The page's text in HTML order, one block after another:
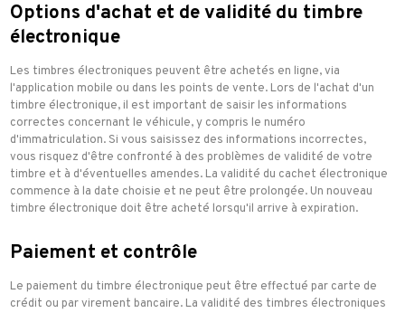
Options d'achat et de validité du timbre
électronique
Les timbres électroniques peuvent être achetés en ligne, via
l'application mobile ou dans les points de vente. Lors de l'achat d'un
timbre électronique, il est important de saisir les informations
correctes concernant le véhicule, y compris le numéro
d'immatriculation. Si vous saisissez des informations incorrectes,
vous risquez d'être confronté à des problèmes de validité de votre
timbre et à d'éventuelles amendes. La validité du cachet électronique
commence à la date choisie et ne peut être prolongée. Un nouveau
timbre électronique doit être acheté lorsqu'il arrive à expiration.
Paiement et contrôle
Le paiement du timbre électronique peut être effectué par carte de
crédit ou par virement bancaire. La validité des timbres électroniques